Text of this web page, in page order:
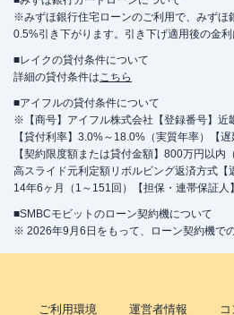
※みずほ銀行住宅ローンのご利用で、みずほ
0.5%引き下がります。引き下げ適用後の金利
■レイクの貸付条件について
詳細の貸付条件はこちら
■アイフルの貸付条件について
※【商号】アイフル株式会社【登録番号】近
【貸付利率】3.0%～18.0%（実質年率）【
【契約限度額または貸付金額】800万円以内
高スライド元利定額リボルビング返済方式【
14年6ヶ月（1～151回）【担保・連帯保証人
■SMBCモビットのローン契約機について
※ 2026年9月6日をもって、ローン契約機で
ご利用環境 運営者情報